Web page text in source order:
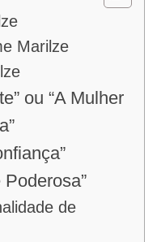
Marilze
ou “A Mulher
de